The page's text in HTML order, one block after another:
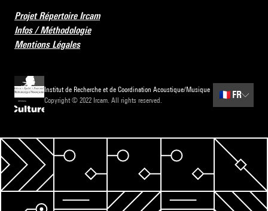
Projet Répertoire Ircam
Infos / Méthodologie
Mentions Légales
Institut de Recherche et de Coordination Acoustique/Musique
Copyright © 2022 Ircam. All rights reserved.
🇫🇷 FR